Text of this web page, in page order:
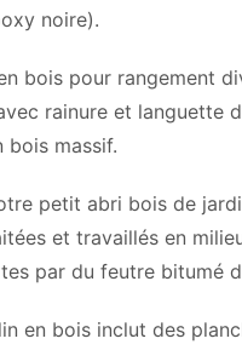
noire).
bois pour rangement
rainure et languette
bois massif.
petit abri bois de
et travaillés en
par du feutre bitumé
en bois inclut des